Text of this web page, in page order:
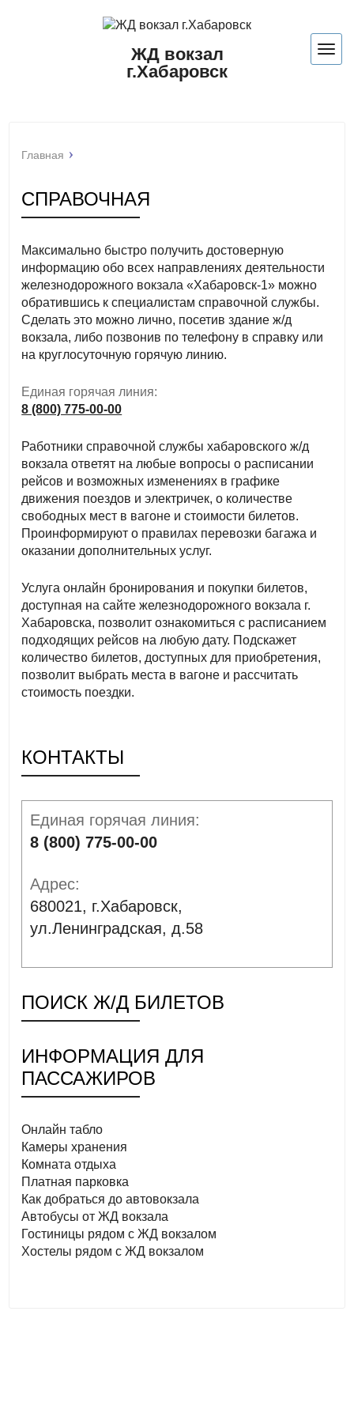
ЖД вокзал
г.Хабаровск
Главная
СПРАВОЧНАЯ
Максимально быстро получить достоверную
информацию обо всех направлениях деятельности
железнодорожного вокзала «Хабаровск-1» можно
обратившись к специалистам справочной службы.
Сделать это можно лично, посетив здание ж/д
вокзала, либо позвонив по телефону в справку или
на круглосуточную горячую линию.
Единая горячая линия:
8 (800) 775-00-00
Работники справочной службы хабаровского ж/д
вокзала ответят на любые вопросы о расписании
рейсов и возможных изменениях в графике
движения поездов и электричек, о количестве
свободных мест в вагоне и стоимости билетов.
Проинформируют о правилах перевозки багажа и
оказании дополнительных услуг.
Услуга онлайн бронирования и покупки билетов,
доступная на сайте железнодорожного вокзала г.
Хабаровска, позволит ознакомиться с расписанием
подходящих рейсов на любую дату. Подскажет
количество билетов, доступных для приобретения,
позволит выбрать места в вагоне и рассчитать
стоимость поездки.
КОНТАКТЫ
Единая горячая линия:
8 (800) 775-00-00
Адрес:
680021, г.Хабаровск,
ул.Ленинградская, д.58
ПОИСК Ж/Д БИЛЕТОВ
ИНФОРМАЦИЯ ДЛЯ
ПАССАЖИРОВ
Онлайн табло
Камеры хранения
Комната отдыха
Платная парковка
Как добраться до автовокзала
Автобусы от ЖД вокзала
Гостиницы рядом с ЖД вокзалом
Хостелы рядом с ЖД вокзалом